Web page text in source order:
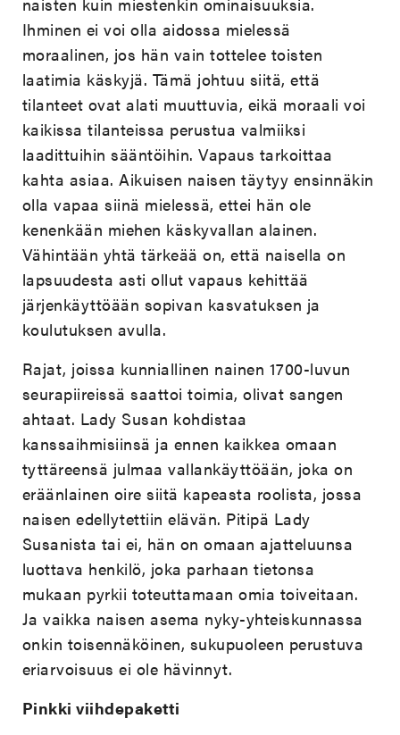
Ihminen ei voi olla aidossa mielessä
moraalinen, jos hän vain tottelee toisten
laatimia käskyjä. Tämä johtuu siitä, että
tilanteet ovat alati muuttuvia, eikä moraali voi
kaikissa tilanteissa perustua valmiiksi
laadittuihin sääntöihin. Vapaus tarkoittaa
kahta asiaa. Aikuisen naisen täytyy ensinnäkin
olla vapaa siinä mielessä, ettei hän ole
kenenkään miehen käskyvallan alainen.
Vähintään yhtä tärkeää on, että naisella on
lapsuudesta asti ollut vapaus kehittää
järjenkäyttöään sopivan kasvatuksen ja
koulutuksen avulla.
Rajat, joissa kunniallinen nainen 1700-luvun
seurapiireissä saattoi toimia, olivat sangen
ahtaat. Lady Susan kohdistaa
kanssaihmisiinsä ja ennen kaikkea omaan
tyttäreensä julmaa vallankäyttöään, joka on
eräänlainen oire siitä kapeasta roolista, jossa
naisen edellytettiin elävän. Pitipä Lady
Susanista tai ei, hän on omaan ajatteluunsa
luottava henkilö, joka parhaan tietonsa
mukaan pyrkii toteuttamaan omia toiveitaan.
Ja vaikka naisen asema nyky-yhteiskunnassa
onkin toisennäköinen, sukupuoleen perustuva
eriarvoisuus ei ole hävinnyt.
Pinkki viihdepaketti